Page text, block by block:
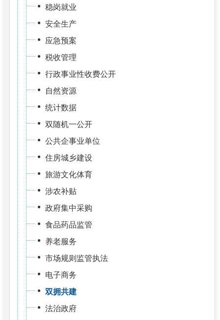
稳岗就业
安全生产
应急预案
税收管理
行政事业性收费公开
自然资源
统计数据
双随机一公开
公共企事业单位
住房城乡建设
旅游文化体育
涉农补贴
政府集中采购
食品药品监管
养老服务
市场规则监管执法
电子商务
双拥共建
法治政府